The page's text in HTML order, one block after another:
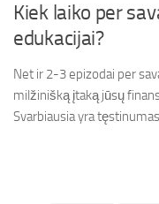
Kiek laiko per
edukacijai?
Net ir 2-3 epizodai per
milžinišką įtaką jūsų
Svarbiausia yra